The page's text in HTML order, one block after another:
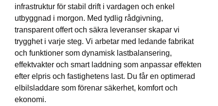
infrastruktur för stabil drift i vardagen och enkel
utbyggnad i morgon. Med tydlig rådgivning,
transparent offert och säkra leveranser skapar vi
trygghet i varje steg. Vi arbetar med ledande fabrikat
och funktioner som dynamisk lastbalansering,
effektvakter och smart laddning som anpassar effekten
efter elpris och fastighetens last. Du får en optimerad
elbilsladdare som förenar säkerhet, komfort och
ekonomi.